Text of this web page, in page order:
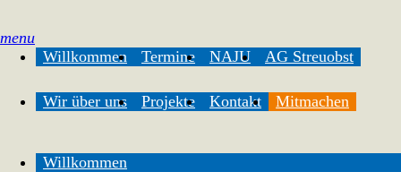
menu
Willkommen
Termine NAJU AG Streuobst
Wir über uns Projekte Kontakt Mitmachen
Willkommen